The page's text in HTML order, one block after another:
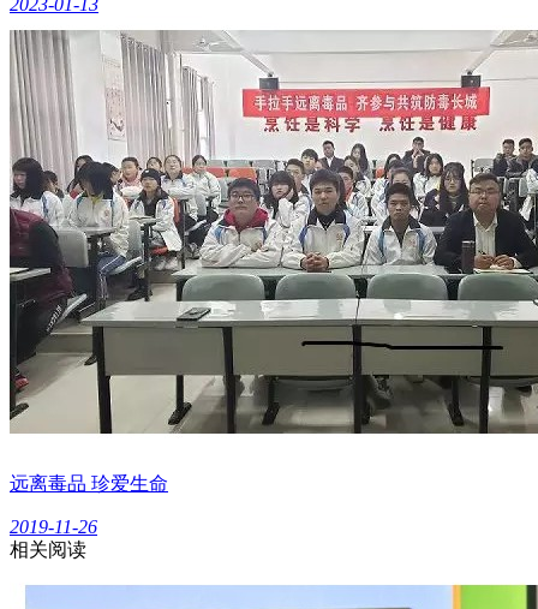
2023-01-13
远离毒品 珍爱生命
2019-11-26
相关阅读